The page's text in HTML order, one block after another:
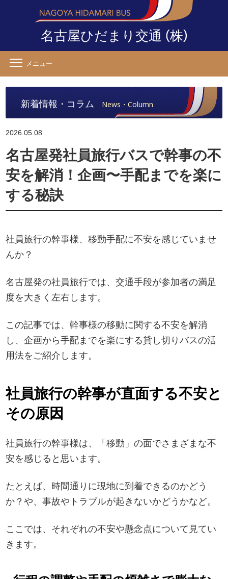
名古屋ひだまり交通 (株)
メニュー
新着情報・コラム News・Column
2026.05.08
名古屋発社員旅行バスで幹事の不
安を解消！企画〜手配までを楽に
する秘訣
社員旅行の幹事様、移動手配に不安を感じていませ
んか？
名古屋発の社員旅行では、交通手段が参加者の満足
度を大きく左右します。
この記事では、幹事様の移動に関する不安を解消
し、企画から手配までを楽にする貸し切りバスの活
用法をご紹介します。
社員旅行の幹事が直面する不安と
その原因
社員旅行の幹事様は、「移動」の面でさまざまな不
安を感じると思います。
たとえば、時間通りに現地に到着できるのかどう
か？や、事故やトラブルが起きないかどうかなど。
ここでは、それぞれの不安や懸念点について見てい
きます。